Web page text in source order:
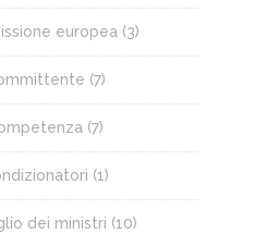
europea (3)
(7)
(7)
(1)
dei ministri (10)